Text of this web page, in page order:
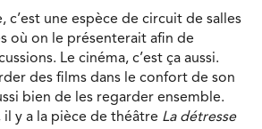
c’est une espèce de circuit de salles
où on le présenterait afin de
Le cinéma, c’est ça aussi.
des films dans le confort de son
bien de les regarder ensemble.
il y a la pièce de théâtre La détresse